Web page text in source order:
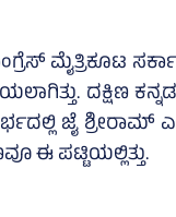
ಮೈತ್ರಿಕೂಟ
ದಕ್ಷಿಣ
ಜೈ ಶ್ರೀರಾಮ್‌
ಈ ಪಟ್ಟಿಯಲ್ಲಿತ್ತು.